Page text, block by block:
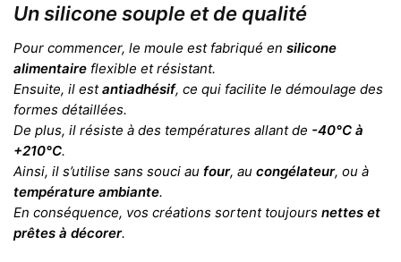
Un silicone souple et de qualité
Pour commencer, le moule est fabriqué en silicone
alimentaire flexible et résistant.
Ensuite, il estantiadhésif, ce qui facilite le démoulage des
formes détaillées.
De plus, il résiste à des températures allant de -40°C à
+210°C.
Ainsi, il s’utilise sans souci au four, au congélateur, ou à
température ambiante.
En conséquence, vos créations sortent toujours nettes et
prêtes à décorer.